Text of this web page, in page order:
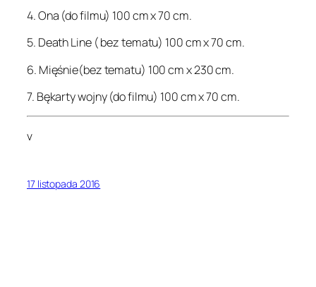
4. Ona (do filmu) 100 cm x 70 cm.
5. Death Line ( bez tematu) 100 cm x 70 cm.
6. Mięśnie(bez tematu) 100 cm x 230 cm.
7. Bękarty wojny (do filmu) 100 cm x 70 cm.
v
17 listopada 2016